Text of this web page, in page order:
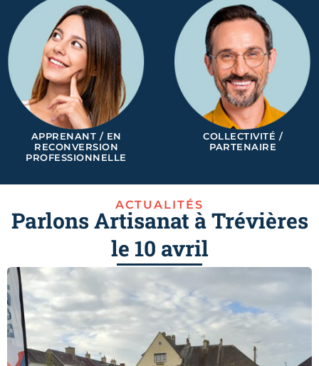
APPRENANT / EN
RECONVERSION
PROFESSIONNELLE
COLLECTIVITÉ /
PARTENAIRE
ACTUALITÉS
Parlons Artisanat à Trévières
le 10 avril